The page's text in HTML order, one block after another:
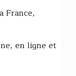
France,
en ligne et